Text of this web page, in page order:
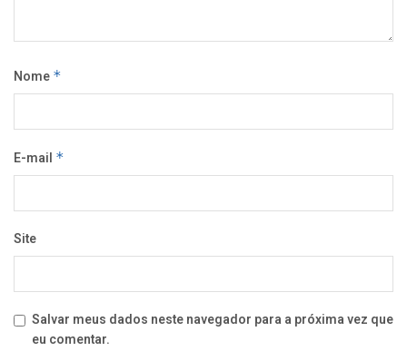
Nome *
E-mail *
Site
Salvar meus dados neste navegador para a próxima vez que
eu comentar.